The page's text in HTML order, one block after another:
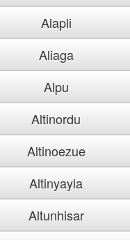
Alapli
Aliaga
Alpu
Altinordu
Altinoezue
Altinyayla
Altunhisar